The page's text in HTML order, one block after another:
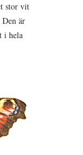
stor vit
är
i hela